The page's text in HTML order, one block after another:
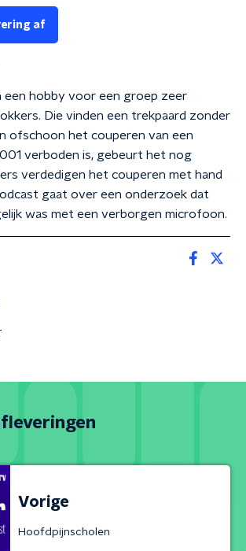
af
een hobby voor een groep zeer
Die vinden een trekpaard zonder
ofschoon het couperen van een
verboden is, gebeurt het nog
verdedigen het couperen met hand
gaat over een onderzoek dat
was met een verborgen microfoon.
Vorige
Hoofdpijnscholen